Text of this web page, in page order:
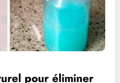
pour éliminer